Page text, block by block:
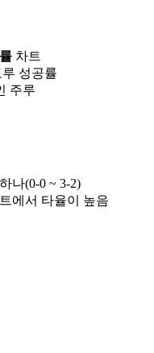
차트
성공률
주루
나(0-0 ~ 3-2)
에서 타율이 높음